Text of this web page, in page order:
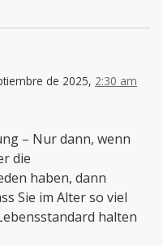
de 2025, 2:30 am
– Nur dann, wenn
die
haben, dann
Sie im Alter so viel
halten